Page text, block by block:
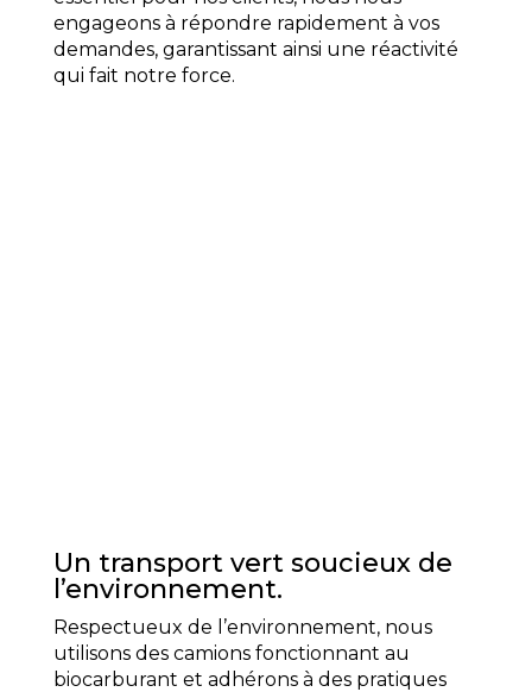
engageons à répondre rapidement à vos
demandes, garantissant ainsi une réactivité
qui fait notre force.
Un transport vert soucieux de
l’environnement.
Respectueux de l’environnement, nous
utilisons des camions fonctionnant au
biocarburant et adhérons à des pratiques